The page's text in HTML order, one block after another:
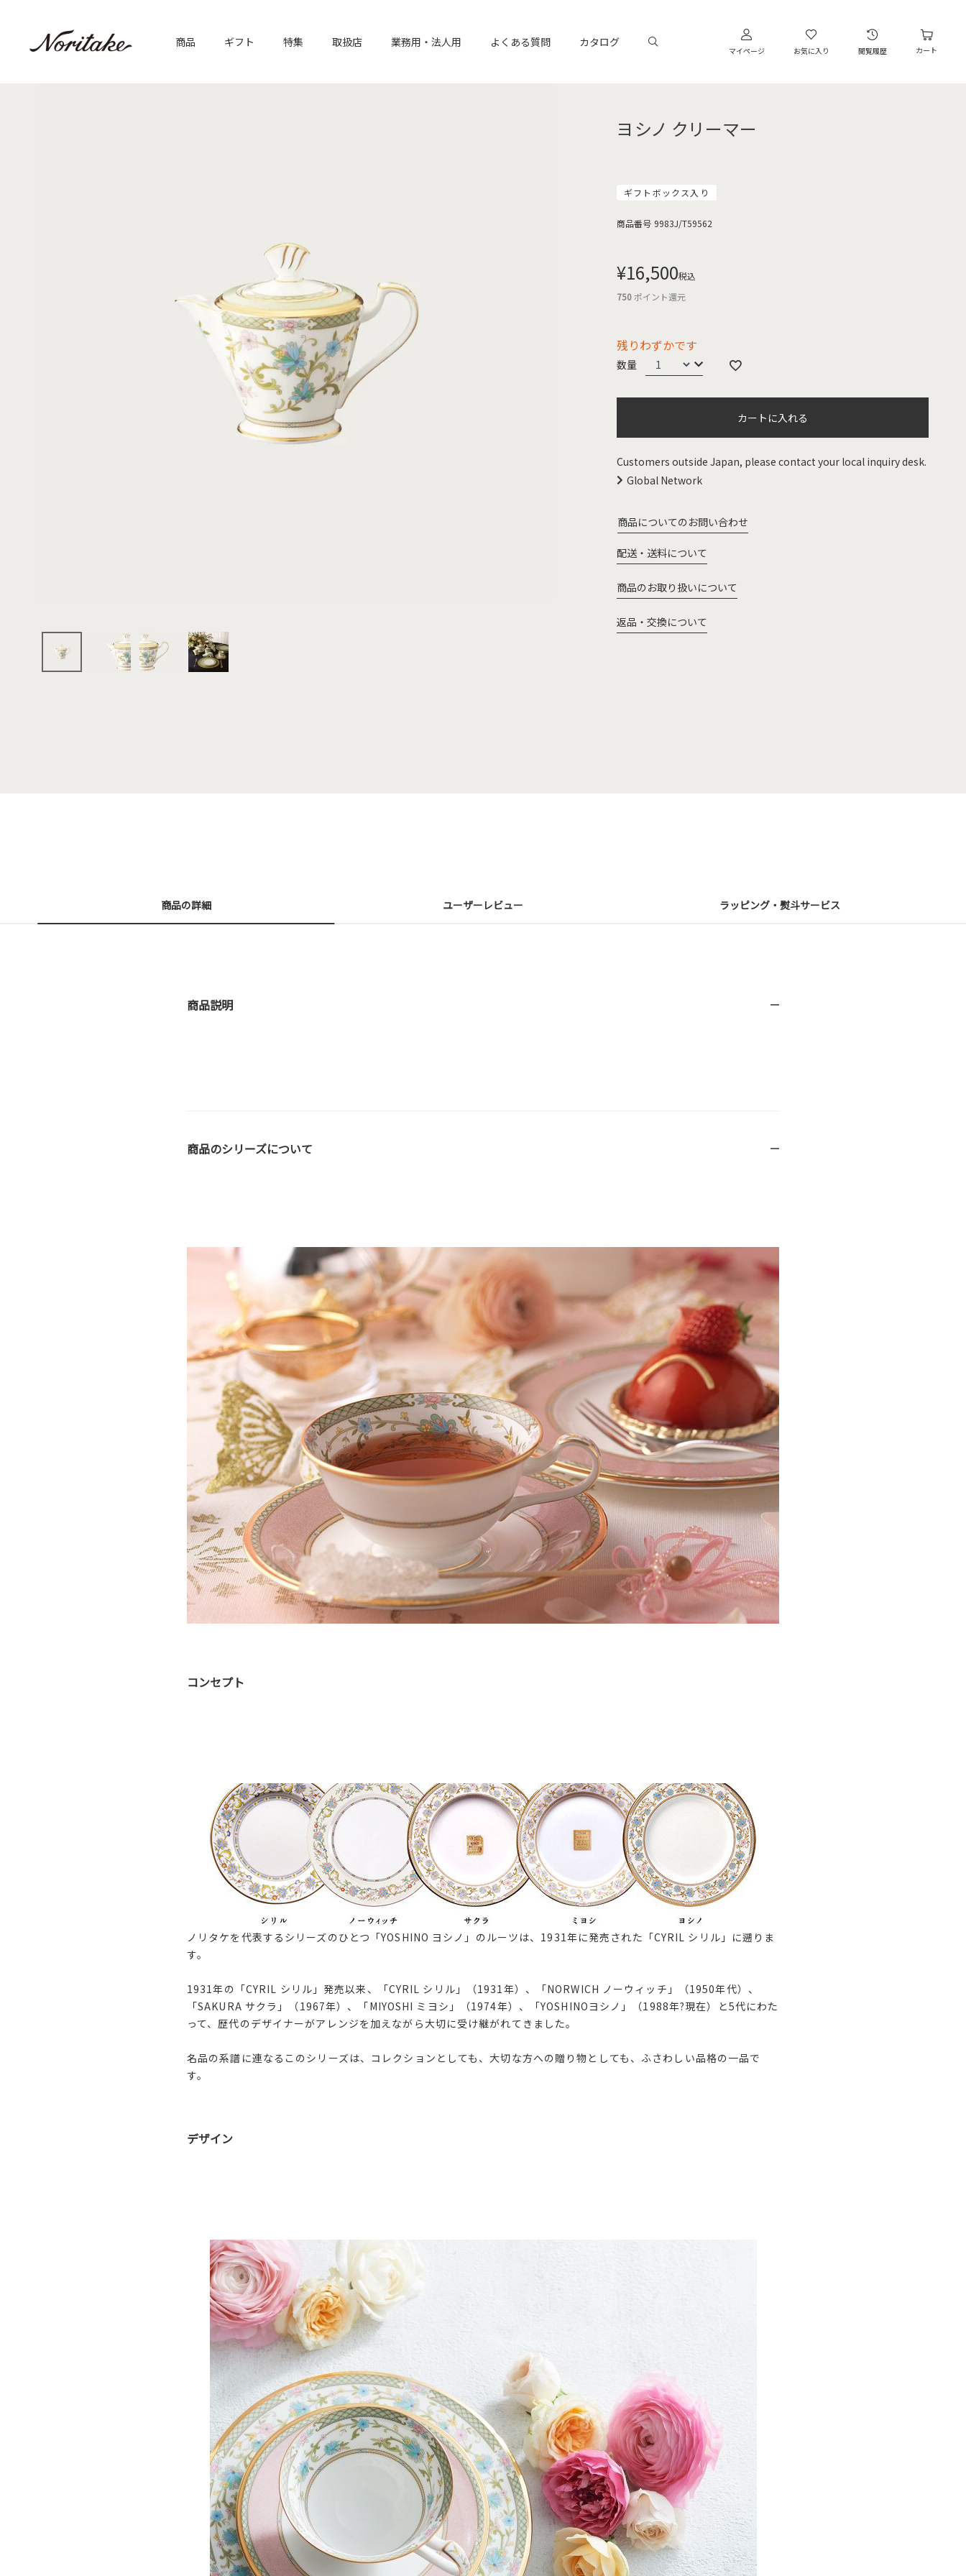
商品 ギフト 特集 取扱店 業務用・法人用 よくある質問 カタログ
マイページ お気に入り 閲覧履歴 カート
ヨシノ クリーマー
ギフトボックス入り
商品番号 9983J/T59562
¥16,500税込
750ポイント還元
残りわずかです
カートに入れる
Customers outside Japan, please contact your local inquiry desk.
Global Network
商品についてのお問い合わせ
配送・送料について
商品のお取り扱いについて
返品・交換について
商品の詳細 ユーザーレビュー ラッピング・熨斗サービス
商品説明
商品のシリーズについて
コンセプト
ノリタケを代表するシリーズのひとつ「YOSHINO ヨシノ」のルーツは、1931年に発売された「CYRIL シリル」に遡りま
す。
1931年の「CYRIL シリル」発売以来、「CYRIL シリル」（1931年）、「NORWICH ノーウィッチ」（1950年代）、
「SAKURA サクラ」（1967年）、「MIYOSHI ミヨシ」（1974年）、「YOSHINOヨシノ」（1988年?現在）と5代にわた
って、歴代のデザイナーがアレンジを加えながら大切に受け継がれてきました。
名品の系譜に連なるこのシリーズは、コレクションとしても、大切な方への贈り物としても、ふさわしい品格の一品で
す。
デザイン